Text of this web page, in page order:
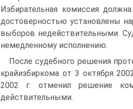
Избирательная комиссия
достоверностью установлены
выборов недействительными.
немедленному исполнению.
После судебного решения
крайизбиркома от 3 октября
2002 г. отменил решение
действительными.